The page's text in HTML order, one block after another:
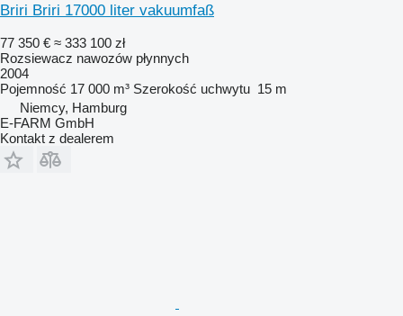
Briri Briri 17000 liter vakuumfaß
77 350 € ≈ 333 100 zł
Rozsiewacz nawozów płynnych
2004
Pojemność 17 000 m³ Szerokość uchwytu 15 m
Niemcy, Hamburg
E-FARM GmbH
Kontakt z dealerem